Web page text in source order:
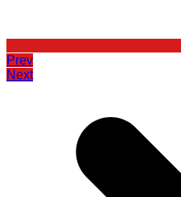
Prev
Next